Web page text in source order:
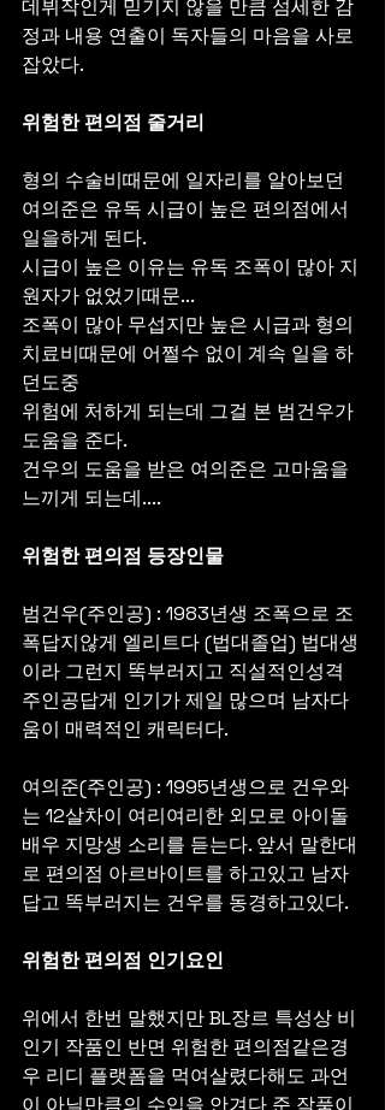
데뷔작인게 믿기지 않을 만큼 섬세한 감
정과 내용 연출이 독자들의 마음을 사로
잡았다.
위험한 편의점 줄거리
형의 수술비때문에 일자리를 알아보던
여의준은 유독 시급이 높은 편의점에서
일을하게 된다.
시급이 높은 이유는 유독 조폭이 많아 지
원자가 없었기때문...
조폭이 많아 무섭지만 높은 시급과 형의
치료비때문에 어쩔수 없이 계속 일을 하
던도중
위험에 처하게 되는데 그걸 본 범건우가
도움을 준다.
건우의 도움을 받은 여의준은 고마움을
느끼게 되는데....
위험한 편의점 등장인물
범건우(주인공) : 1983년생 조폭으로 조
폭답지않게 엘리트다 (법대졸업) 법대생
이라 그런지 똑부러지고 직설적인성격
주인공답게 인기가 제일 많으며 남자다
움이 매력적인 캐릭터다.
여의준(주인공) : 1995년생으로 건우와
는 12살차이 여리여리한 외모로 아이돌
배우 지망생 소리를 듣는다. 앞서 말한대
로 편의점 아르바이트를 하고있고 남자
답고 똑부러지는 건우를 동경하고있다.
위험한 편의점 인기요인
위에서 한번 말했지만 BL장르 특성상 비
인기 작품인 반면 위험한 편의점같은경
우 리디 플랫폼을 먹여살렸다해도 과언
이 아닐만큼의 수입을 안겨다 준 작품이